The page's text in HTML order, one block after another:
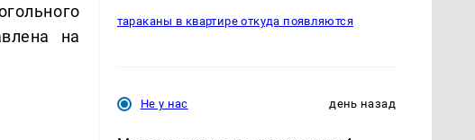
на
тараканы в квартире откуда появляются
Не у нас день назад